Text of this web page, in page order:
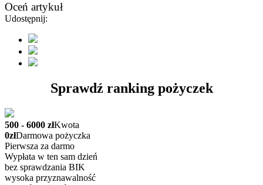
Oceń artykuł
Udostępnij:
Sprawdź ranking pożyczek
500 - 6000 złKwota
0złDarmowa pożyczka
Pierwsza za darmo
Wypłata w ten sam dzień
bez sprawdzania BIK
wysoka przyznawalność